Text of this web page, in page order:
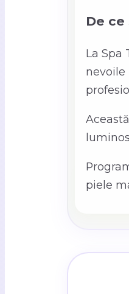
De ce
La Spa
nevoile
piele